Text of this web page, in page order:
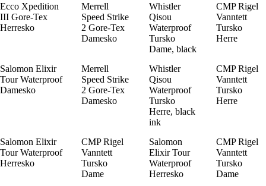
Ecco Xpedition
III Gore-Tex
Herresko
Merrell
Speed Strike
2 Gore-Tex
Damesko
Whistler
Qisou
Waterproof
Tursko
Dame, black
CMP Rigel
Vanntett
Tursko
Herre
Salomon Elixir
Tour Waterproof
Damesko
Merrell
Speed Strike
2 Gore-Tex
Damesko
Whistler
Qisou
Waterproof
Tursko
Herre, black
ink
CMP Rigel
Vanntett
Tursko
Herre
Salomon Elixir
Tour Waterproof
Herresko
CMP Rigel
Vanntett
Tursko
Dame
Salomon
Elixir Tour
Waterproof
Herresko
CMP Rigel
Vanntett
Tursko
Dame